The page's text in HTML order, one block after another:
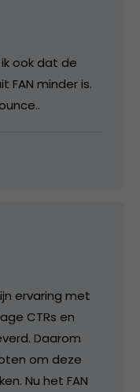
ook dat de
FAN minder is.
ervaring met
CTRs en
Daarom
om deze
Nu het FAN